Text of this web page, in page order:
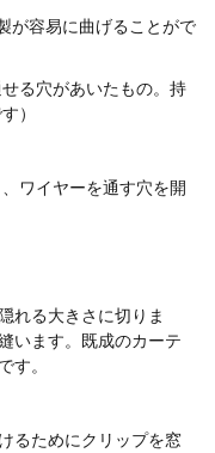
が容易に曲げることがで
る穴があいたもの。持
）
ワイヤーを通す穴を開
れる大きさに切りま
います。既成のカーテ
す。
るためにクリップを窓